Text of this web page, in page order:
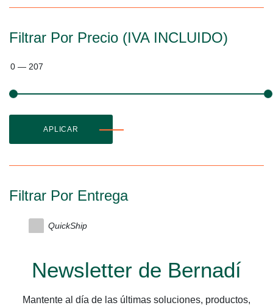
Filtrar Por Precio (IVA INCLUIDO)
0 — 207
APLICAR
Filtrar Por Entrega
QuickShip
Newsletter de Bernadí
Mantente al día de las últimas soluciones, productos,